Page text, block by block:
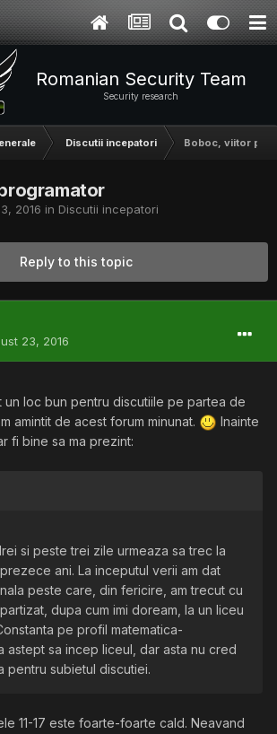
Romanian Security Team
Security research
Discutii incepatori Boboc, viitor
2016 in Discutii incepatori
Reply to this topic
23, 2016
un loc bun pentru discutiile pe partea de
amintit de acest forum minunat.
Inainte
fi bine sa ma prezint:
si peste trei zile urmeaza sa trec la
ani. La inceputul verii am dat
peste care, din fericire, am trecut cu
dupa cum imi doream, la un liceu
pe profil matematica-
astept sa incep liceul, dar asta nu cred
pentru subietul discutiei.
11-17 este foarte-foarte cald. Neavand